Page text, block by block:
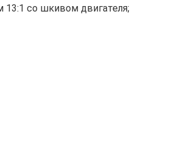
со шкивом двигателя;